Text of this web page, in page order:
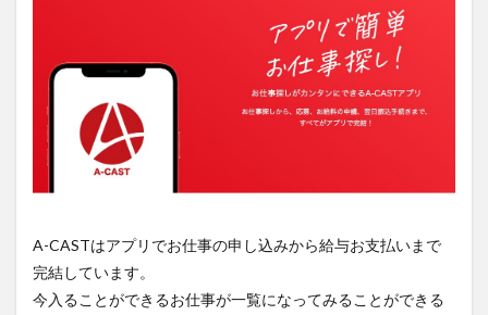
A-CASTはアプリでお仕事の申し込みから給与お支払いまで
完結しています。
今入ることができるお仕事が一覧になってみることができる